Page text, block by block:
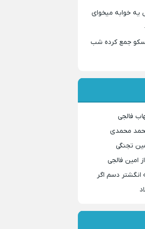
خوابه میخوای
جمع کرده شب
محمدی
تجنگی
امین فالجی
انگشتر دسم اگر